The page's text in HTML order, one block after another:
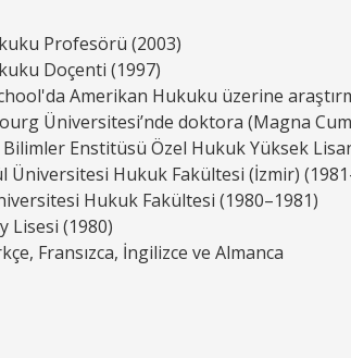
Profesörü (2003)
Doçenti (1997)
Amerikan Hukuku üzerine
Üniversitesi’nde doktora (Magna
Bilimler Enstitüsü Özel Hukuk Yüksek
Üniversitesi Hukuk Fakültesi (İzmir)
Hukuk Fakültesi (1980–1981)
Lisesi (1980)
Fransızca, İngilizce ve Almanca